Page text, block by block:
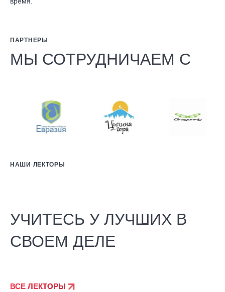
ПАРТНЕРЫ
МЫ СОТРУДНИЧАЕМ С
НАШИ ЛЕКТОРЫ
УЧИТЕСЬ У ЛУЧШИХ В
СВОЕМ ДЕЛЕ
ВСЕ ЛЕКТОРЫ